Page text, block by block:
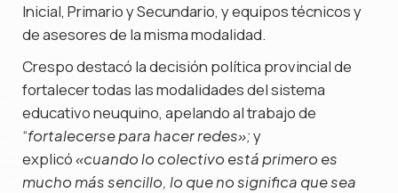
Inicial, Primario y Secundario, y equipos técnicos y
de asesores de la misma modalidad.
Crespo destacó la decisión política provincial de
fortalecer todas las modalidades del sistema
educativo neuquino, apelando al trabajo de
“fortalecerse para hacer redes»;y
explicó«cuando lo colectivo está primero es
mucho más sencillo, lo que no significa que sea